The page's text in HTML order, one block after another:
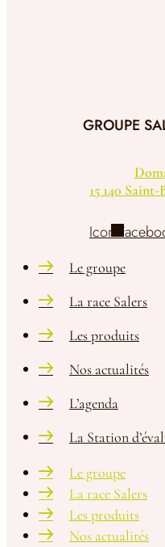
GROUPE
15 140
Icon-
Le groupe
La race Salers
Les produits
Nos actualités
L’agenda
La Station
Le groupe
La race Salers
Les produits
Nos actualités